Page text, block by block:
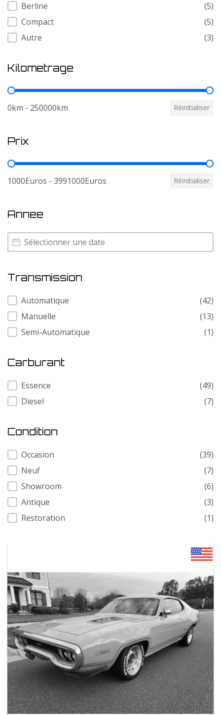
Berline
(5)
Compact
(5)
Autre
(3)
Kilometrage
Kilometrage
0km - 250000km Réinitialiser
Prix
Prix
1000Euros - 3991000Euros Réinitialiser
Annee
Annee
Annee
Transmission
Transmission
Automatique
(42)
Manuelle
(13)
Semi-Automatique
(1)
Carburant
Carburant
Essence
(49)
Diesel
(7)
Condition
Condition
Occasion
(39)
Neuf
(7)
Showroom
(6)
Antique
(3)
Restoration
(1)